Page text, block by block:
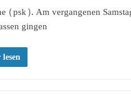
(psk). Am vergangenen
gingen